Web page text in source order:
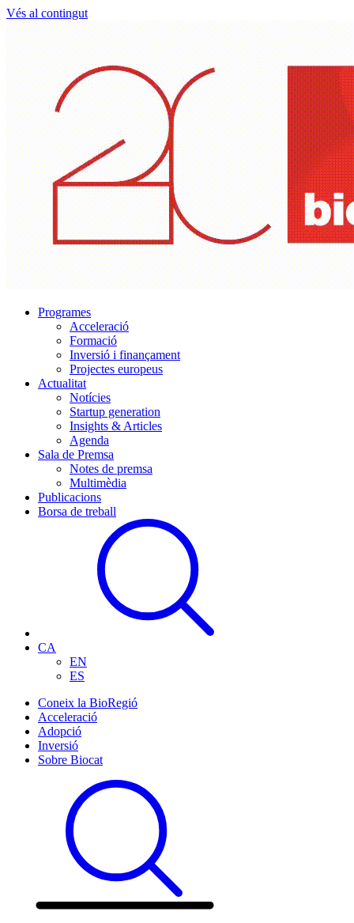
Vés al contingut
Programes
Acceleració
Formació
Inversió i finançament
Projectes europeus
Actualitat
Notícies
Startup generation
Insights & Articles
Agenda
Sala de Premsa
Notes de premsa
Multimèdia
Publicacions
Borsa de treball
CA
EN
ES
Coneix la BioRegió
Acceleració
Adopció
Inversió
Sobre Biocat